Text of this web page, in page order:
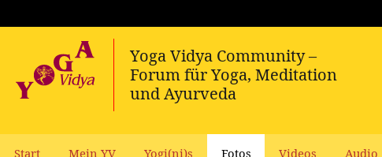
Start Mein YV Yogi(ni)s Fotos Videos Audio